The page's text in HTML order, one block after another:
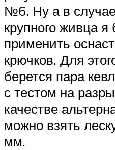
№6. Ну а в
крупного живца
применить
крючков. Для
берется пара
с тестом на
качестве
можно взять
мм.